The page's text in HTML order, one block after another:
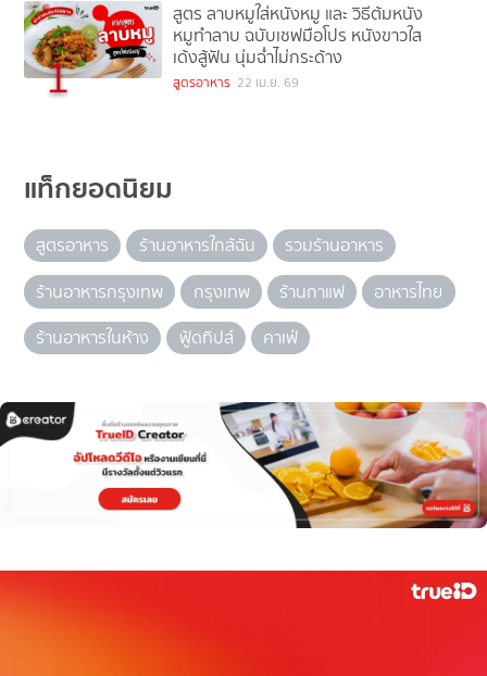
1
สูตร ลาบหมูใส่หนังหมู และ วิธีต้มหนัง
หมูทําลาบ ฉบับเชฟมือโปร หนังขาวใส
เด้งสู้ฟัน นุ่มฉ่ำไม่กระด้าง
สูตรอาหาร 22 เม.ย. 69
แท็กยอดนิยม
สูตรอาหาร ร้านอาหารใกล้ฉัน
รวมร้านอาหาร
ร้านอาหารกรุงเทพ
กรุงเทพ ร้านกาแฟ
อาหารไทย
ร้านอาหารในห้าง
ฟู้ดทิปส์ คาเฟ่